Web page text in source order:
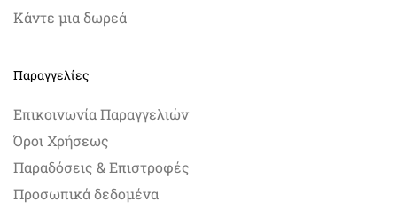
Κάντε μια δωρεά
Παραγγελίες
Επικοινωνία Παραγγελιών
Όροι Χρήσεως
Παραδόσεις & Επιστροφές
Προσωπικά δεδομένα